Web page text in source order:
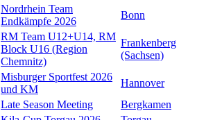
Nordrhein Team
Endkämpfe 2026
Bonn
RM Team U12+U14, RM
Block U16 (Region
Chemnitz)
Frankenberg
(Sachsen)
Misburger Sportfest 2026
und KM
Hannover
Late Season Meeting
Bergkamen